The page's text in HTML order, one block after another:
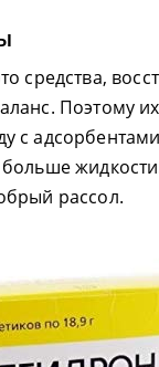
средства,
Поэтому
с
больше
рассол.